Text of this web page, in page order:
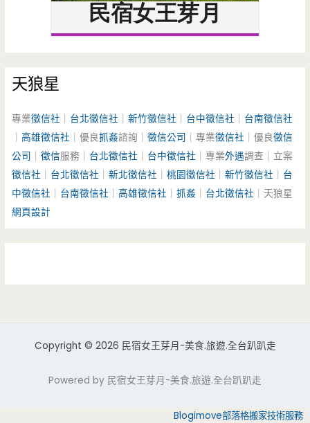
天狼星
專業徵信社 台北徵信社 ｜新竹徵信社 台中徵信社
台南徵信社
｜高雄徵信社 ｜優良抓姦諮詢｜徵信公司 ｜專業徵信社 ｜優良徵信
公司 ｜徵信服務｜ 台北徵信社 台中徵信社 ｜專業外遇調查｜立案
徵信社
台北徵信社 ｜新北徵信社 ｜桃園徵信社 ｜新竹徵信社
台
中徵信社
台南徵信社 ｜高雄徵信社 ｜抓姦 台北徵信社 ｜天狼星
網頁設計
Copyright © 2026 民宿女王芽月-美食.旅遊.全台趴趴走
Powered by 民宿女王芽月-美食.旅遊.全台趴趴走
Blogimove部落格搬家技術服務